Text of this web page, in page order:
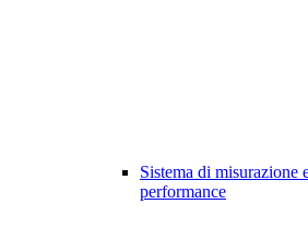
Sistema di misurazione
performance